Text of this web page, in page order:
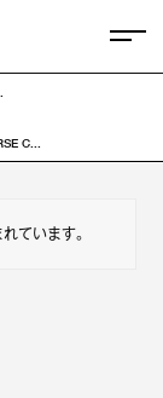
C...
ています。